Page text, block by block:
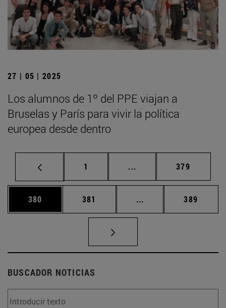
27 | 05 | 2025
Los alumnos de 1º del PPE viajan a
Bruselas y París para vivir la política
europea desde dentro
Página
1 ... Páginas intermedias
Página
379
Página
380 Página
381 ... Páginas intermedias
Página
389
BUSCADOR NOTICIAS